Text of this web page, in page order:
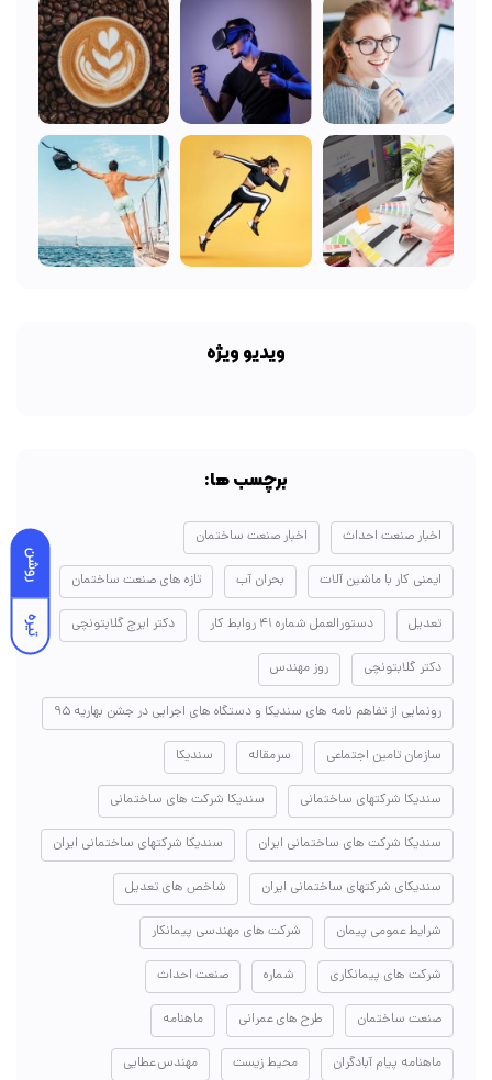
روشن
تیره
ویدیو ویژه
برچسب ها:
اخبار صنعت احداث اخبار صنعت ساختمان
ایمنی کار با ماشین آلات بحران آب تازه های صنعت ساختمان
تعدیل دستورالعمل شماره ۴۱ روابط کار دکتر ایرج گلابتونچی
دکتر گلابتونچی روز مهندس
رونمایی از تفاهم نامه های سندیکا و دستگاه های اجرایی در جشن بهاریه ۹۵
سازمان تامین اجتماعی سرمقاله سندیکا
سندیکا شرکتهای ساختمانی سندیکا شرکت های ساختمانی
سندیکا شرکت های ساختمانی ایران سندیکا شرکتهای ساختمانی ایران
سندیکای شرکتهای ساختمانی ایران شاخص های تعدیل
شرایط عمومی پیمان شرکت های مهندسی پیمانکار
شرکت های پیمانکاری شماره صنعت احداث
صنعت ساختمان طرح های عمرانی ماهنامه
ماهنامه پیام آبادگران محیط زیست مهندس عطایی